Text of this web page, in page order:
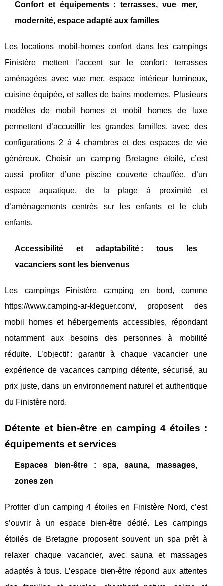
Confort et équipements : terrasses, vue mer,
modernité, espace adapté aux familles
Les locations mobil-homes confort dans les campings
Finistère mettent l’accent sur le confort : terrasses
aménagées avec vue mer, espace intérieur lumineux,
cuisine équipée, et salles de bains modernes. Plusieurs
modèles de mobil homes et mobil homes de luxe
permettent d’accueillir les grandes familles, avec des
configurations 2 à 4 chambres et des espaces de vie
généreux. Choisir un camping Bretagne étoilé, c’est
aussi profiter d’une piscine couverte chauffée, d’un
espace aquatique, de la plage à proximité et
d’aménagements centrés sur les enfants et le club
enfants.
Accessibilité et adaptabilité : tous les
vacanciers sont les bienvenus
Les campings Finistère camping en bord, comme
https://www.camping-ar-kleguer.com/, proposent des
mobil homes et hébergements accessibles, répondant
notamment aux besoins des personnes à mobilité
réduite. L’objectif : garantir à chaque vacancier une
expérience de vacances camping détente, sécurisé, au
prix juste, dans un environnement naturel et authentique
du Finistère nord.
Détente et bien-être en camping 4 étoiles :
équipements et services
Espaces bien-être : spa, sauna, massages,
zones zen
Profiter d’un camping 4 étoiles en Finistère Nord, c’est
s’ouvrir à un espace bien-être dédié. Les campings
étoilés de Bretagne proposent souvent un spa prêt à
relaxer chaque vacancier, avec sauna et massages
adaptés à tous. L’espace bien-être répond aux attentes